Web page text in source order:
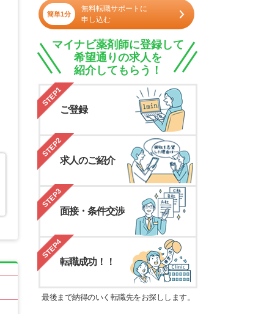
簡単1分
無料転職サポートに
申し込む
マイナビ薬剤師に登録して
希望通りの求人を
紹介してもらう！
STEP1
ご登録
STEP2
求人のご紹介
STEP3
面接・条件交渉
STEP4
転職成功！！
最後まで納得のいく転職先をお探しします。